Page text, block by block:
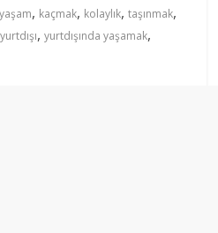
, kaçmak, kolaylık,taşınmak,
yurtdışı,yurtdışında yaşamak,